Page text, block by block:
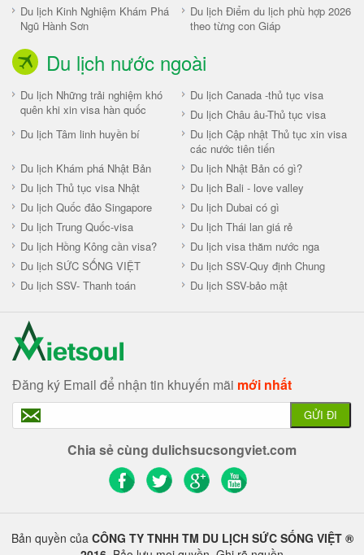
Du lịch Kinh Nghiệm Khám Phá
Ngũ Hành Sơn
Du lịch Điểm du lịch phù hợp 2026
theo từng con Giáp
Du lịch nước ngoài
Du lịch Những trải nghiệm khó
quên khi xin visa hàn quốc
Du lịch Canada -thủ tục visa
Du lịch Châu âu-Thủ tục visa
Du lịch Tâm linh huyền bí
Du lịch Cập nhật Thủ tục xin visa
các nước tiên tiến
Du lịch Khám phá Nhật Bản
Du lịch Nhật Bản có gì?
Du lịch Thủ tục visa Nhật
Du lịch Bali - love valley
Du lịch Quốc đảo Singapore
Du lịch Dubai có gì
Du lịch Trung Quốc-visa
Du lịch Thái lan giá rẻ
Du lịch Hồng Kông cần visa?
Du lịch visa thăm nước nga
Du lịch SỨC SỐNG VIỆT
Du lịch SSV-Quy định Chung
Du lịch SSV- Thanh toán
Du lịch SSV-bảo mật
Đăng ký Email để nhận tin khuyến mãi mới nhất
GỬI ĐI
Chia sẻ cùng dulichsucsongviet.com
Bản quyền của CÔNG TY TNHH TM DU LỊCH SỨC SỐNG VIỆT ®